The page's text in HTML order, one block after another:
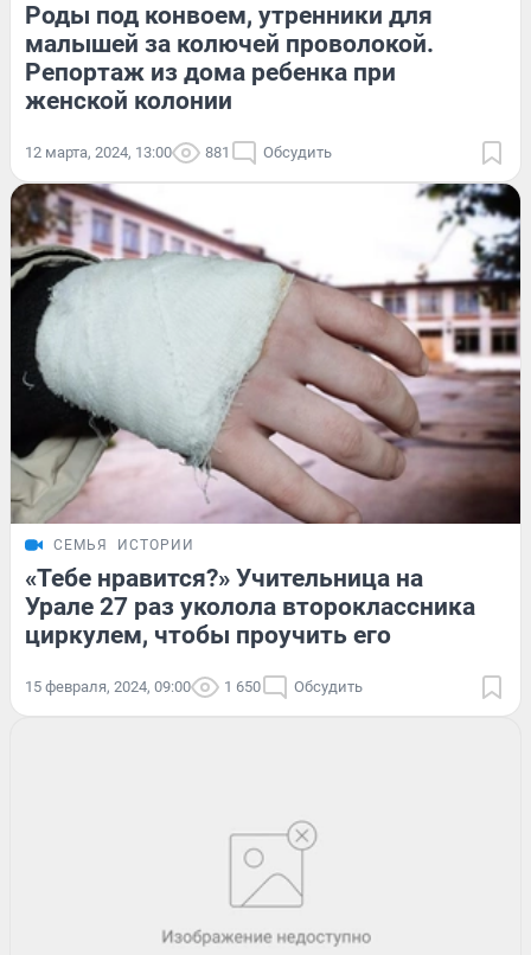
Роды под конвоем, утренники для
малышей за колючей проволокой.
Репортаж из дома ребенка при
женской колонии
12 марта, 2024, 13:00 881 Обсудить
СЕМЬЯ ИСТОРИИ
«Тебе нравится?» Учительница на
Урале 27 раз уколола второклассника
циркулем, чтобы проучить его
15 февраля, 2024, 09:00 1 650 Обсудить